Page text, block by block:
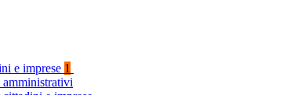
e imprese 1
amministrativi